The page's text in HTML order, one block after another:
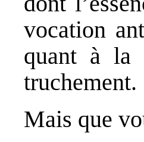
vocation
quant à la
truchement.
Mais que